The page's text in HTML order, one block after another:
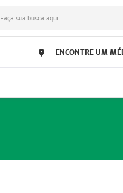
Faça sua busca aqui
ENCONTRE UM